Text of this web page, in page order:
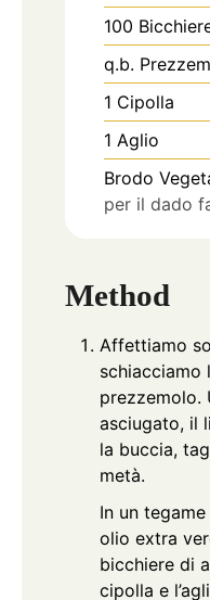
100
q.b.
1 Cipolla
1 Aglio
Brodo
per il dado
Method
Affettiamo
schiacciamo
prezzemolo.
asciugato, il
la buccia,
metà.
In un
olio extra
bicchiere di
cipolla e